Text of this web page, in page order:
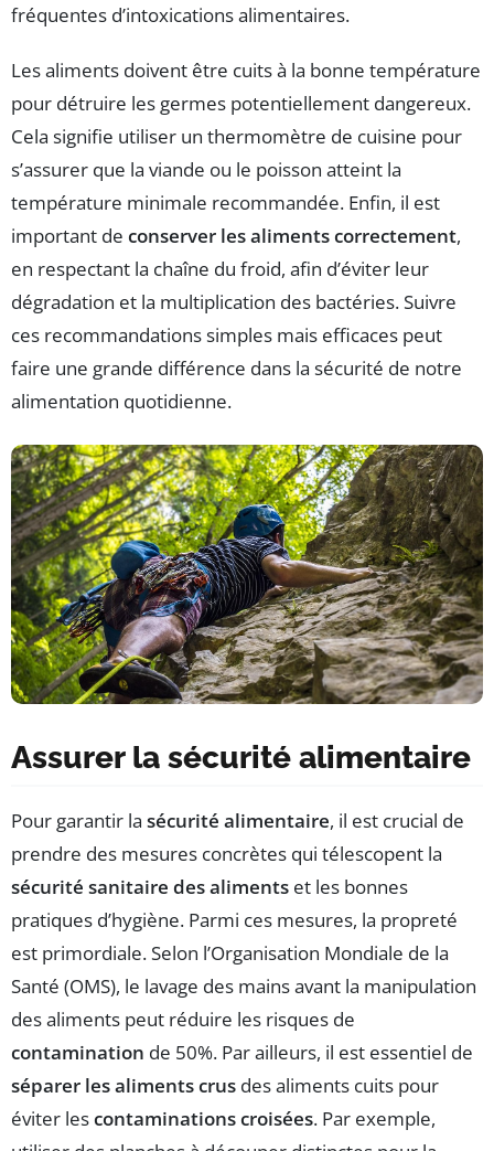
fréquentes d’intoxications alimentaires.
Les aliments doivent être cuits à la bonne température
pour détruire les germes potentiellement dangereux.
Cela signifie utiliser un thermomètre de cuisine pour
s’assurer que la viande ou le poisson atteint la
température minimale recommandée. Enfin, il est
important de conserver les aliments correctement,
en respectant la chaîne du froid, afin d’éviter leur
dégradation et la multiplication des bactéries. Suivre
ces recommandations simples mais efficaces peut
faire une grande différence dans la sécurité de notre
alimentation quotidienne.
Assurer la sécurité alimentaire
Pour garantir la sécurité alimentaire, il est crucial de
prendre des mesures concrètes qui télescopent la
sécurité sanitaire des aliments et les bonnes
pratiques d’hygiène. Parmi ces mesures, la propreté
est primordiale. Selon l’Organisation Mondiale de la
Santé (OMS), le lavage des mains avant la manipulation
des aliments peut réduire les risques de
contamination de 50%. Par ailleurs, il est essentiel de
séparer les aliments crus des aliments cuits pour
éviter lescontaminations croisées. Par exemple,